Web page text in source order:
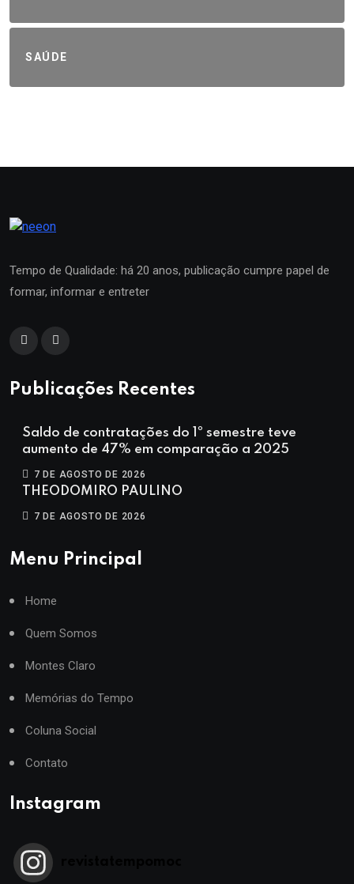
SAÚDE
Tempo de Qualidade: há 20 anos, publicação cumpre papel de
formar, informar e entreter
Publicações Recentes
Saldo de contratações do 1º semestre teve
aumento de 47% em comparação a 2025
7 DE AGOSTO DE 2026
THEODOMIRO PAULINO
7 DE AGOSTO DE 2026
Menu Principal
Home
Quem Somos
Montes Claro
Memórias do Tempo
Coluna Social
Contato
Instagram